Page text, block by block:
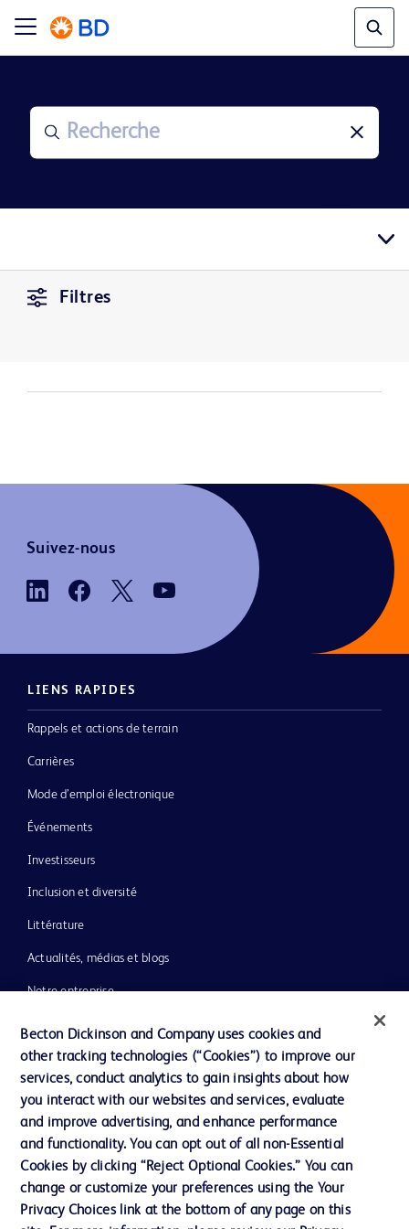
Filtres
Suivez-nous
LIENS RAPIDES
Rappels et actions de terrain
Carrières
Mode d’emploi électronique
Événements
Investisseurs
Inclusion et diversité
Littérature
Actualités, médias et blogs
Notre entreprise
Assistance
Nous contacter
Préférences en matière de cookies
Confidentialité
Becton Dickinson and Company uses cookies and
other tracking technologies (“Cookies”) to improve our
services, conduct analytics to gain insights about how
you interact with our websites and services, evaluate
and improve advertising, and enhance performance
and functionality. You can opt out of all non-Essential
Cookies by clicking “Reject Optional Cookies.” You can
change or customize your preferences using the Your
Privacy Choices link at the bottom of any page on this